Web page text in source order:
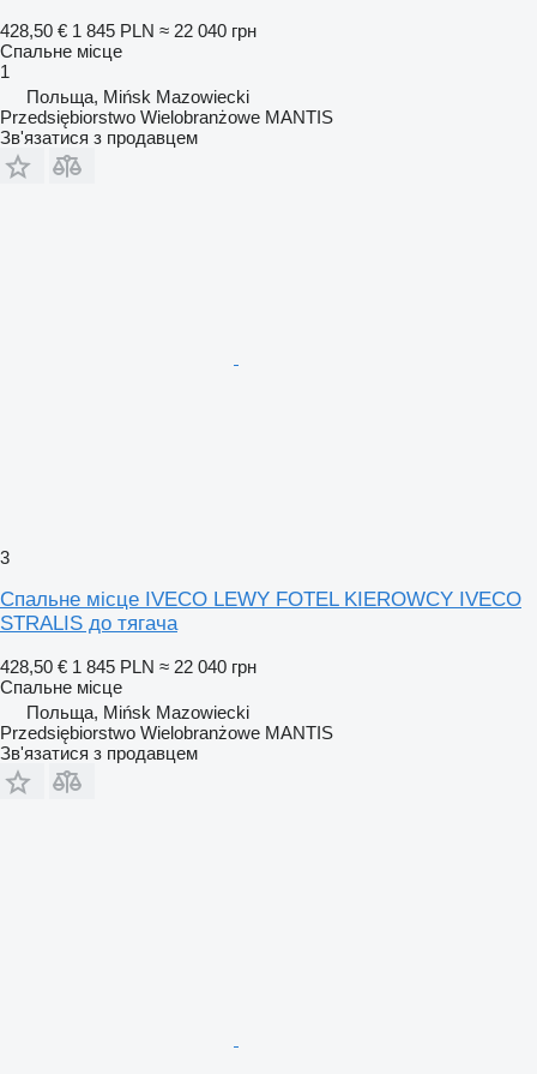
428,50 € 1 845 PLN ≈ 22 040 грн
Спальне місце
1
Польща, Mińsk Mazowiecki
Przedsiębiorstwo Wielobranżowe MANTIS
Зв'язатися з продавцем
3
Спальне місце IVECO LEWY FOTEL KIEROWCY IVECO
STRALIS до тягача
428,50 € 1 845 PLN ≈ 22 040 грн
Спальне місце
Польща, Mińsk Mazowiecki
Przedsiębiorstwo Wielobranżowe MANTIS
Зв'язатися з продавцем